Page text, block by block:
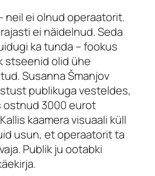
neil ei olnud operaatorit.
ei näidelnud. Seda
ka tunda – fookus
stseenid olid ühe
Susanna Šmanjov
publikuga vesteldes,
ostnud 3000 eurot
kaamera visuaali küll
usun, et operaatorit ta
Publik ju ootabki